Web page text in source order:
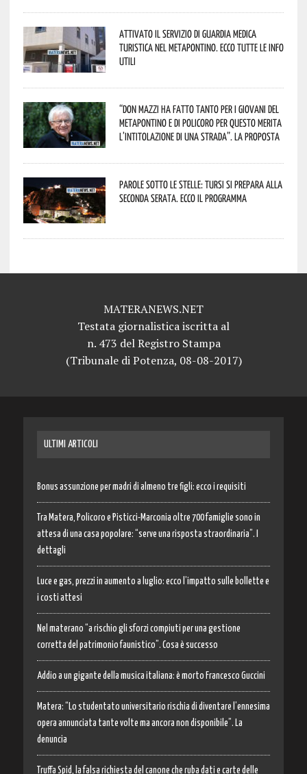
Attivato il servizio di Guardia Medica
Turistica nel Metapontino. Ecco tutte le info
utili
“Don Mazzi ha fatto tanto per i giovani del
Metapontino e di Policoro per questo merita
l’intitolazione di una strada”. La proposta
Parole sotto le stelle: Tursi si prepara alla
seconda serata. Ecco il programma
MATERANEWS.NET
Testata giornalistica iscritta al
n. 473 del Registro Stampa
(Tribunale di Potenza, 08-08-2017)
ULTIMI ARTICOLI
Bonus assunzione per madri di almeno tre figli: ecco i requisiti
Tra Matera, Policoro e Pisticci-Marconia oltre 700 famiglie sono in
attesa di una casa popolare: “serve una risposta straordinaria”. I
dettagli
Luce e gas, prezzi in aumento a luglio: ecco l’impatto sulle bollette e
i costi attesi
Nel materano “a rischio gli sforzi compiuti per una gestione
corretta del patrimonio faunistico”. Cosa è successo
Addio a un gigante della musica italiana: è morto Francesco Guccini
Matera: “Lo studentato universitario rischia di diventare l’ennesima
opera annunciata tante volte ma ancora non disponibile”. La
denuncia
Truffa Spid, la falsa richiesta del canone che ruba dati e carte delle